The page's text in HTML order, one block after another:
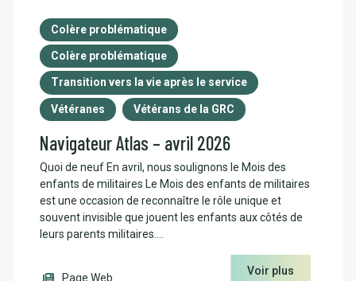
Colère problématique
Colère problématique
Transition vers la vie après le service
Vétéranes Vétérans de la GRC
Navigateur Atlas – avril 2026
Quoi de neuf En avril, nous soulignons le Mois des
enfants de militaires Le Mois des enfants de militaires
est une occasion de reconnaître le rôle unique et
souvent invisible que jouent les enfants aux côtés de
leurs parents militaires.…
Page Web
Voir plus